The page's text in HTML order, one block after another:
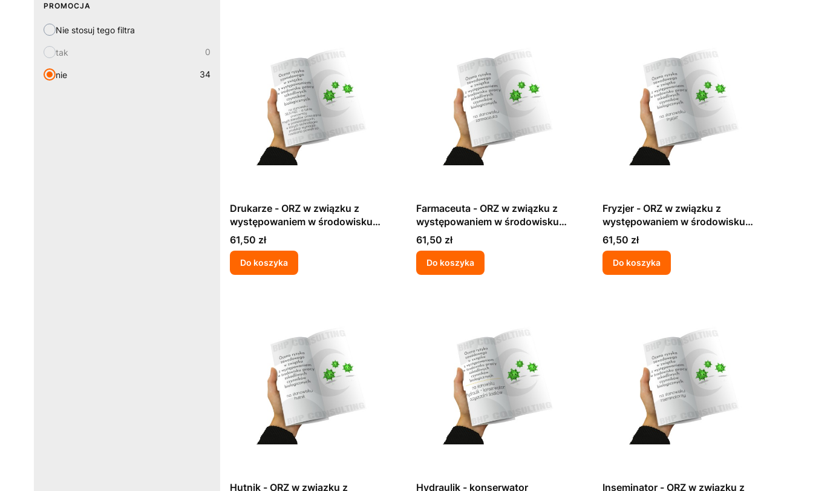
PROMOCJA
Nie stosuj tego filtra
tak 0
nie 34
Drukarze - ORZ w związku z
występowaniem w środowisku
pracy szkodliwych czynników
biologicznych
Cena
61,50 zł
Do koszyka
Farmaceuta - ORZ w związku z
występowaniem w środowisku
pracy szkodliwych czynników
biologicznych
Cena
61,50 zł
Do koszyka
Fryzjer - ORZ w związku z
występowaniem w środowisku
pracy szkodliwych czynników
biologicznych
Cena
61,50 zł
Do koszyka
Hutnik - ORZ w związku z
Hydraulik - konserwator
Inseminator - ORZ w związku z